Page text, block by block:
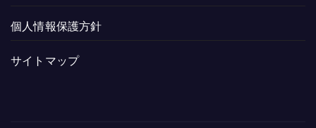
個人情報保護方針
サイトマップ